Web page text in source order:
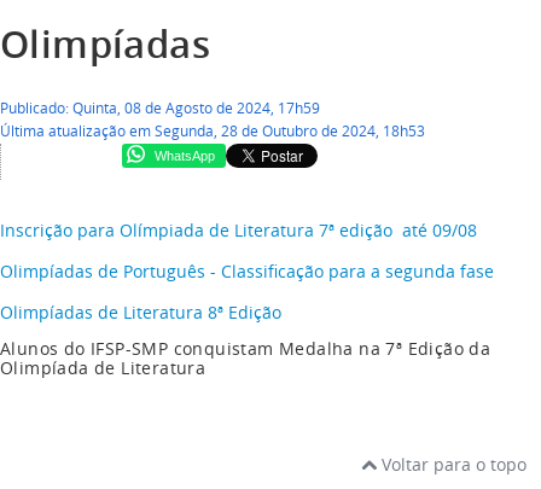
Olimpíadas
Publicado: Quinta, 08 de Agosto de 2024, 17h59
Última atualização em Segunda, 28 de Outubro de 2024, 18h53
WhatsApp
Inscrição para Olímpiada de Literatura 7ª edição até 09/08
Olimpíadas de Português - Classificação para a segunda fase
Olimpíadas de Literatura 8ª Edição
Alunos do IFSP-SMP conquistam Medalha na 7ª Edição da
Olimpíada de Literatura
Voltar para o topo